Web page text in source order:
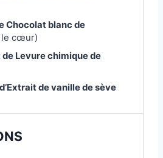
Chocolat blanc de
cœur)
Levure chimique de
de vanille de sève